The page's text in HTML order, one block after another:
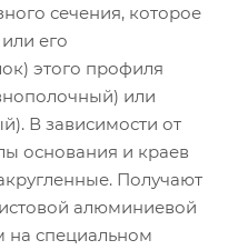
сечения, которое
его
этого профиля
или
В зависимости от
основания и краев
Получают
алюминиевой
на специальном